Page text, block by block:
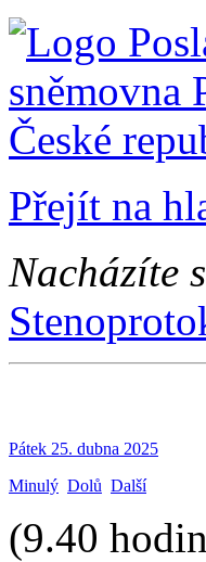
Přejít na
Nacházíte
Pátek 25. dubna 2025
Minulý Dolů Další
(9.40